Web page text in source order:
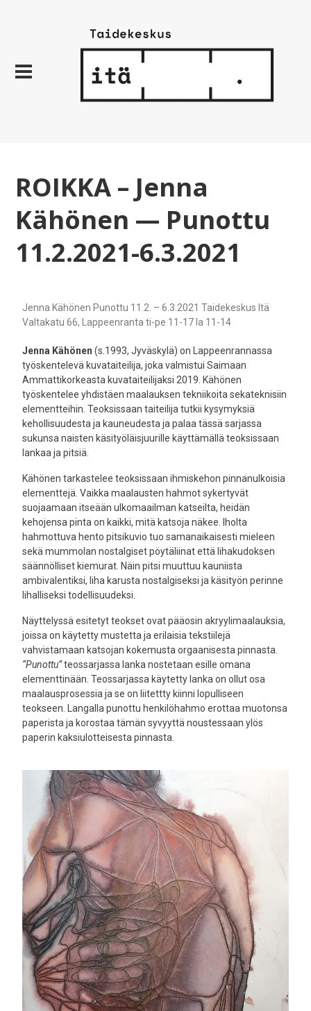
ROIKKA – Jenna
Kähönen — Punottu
11.2.2021-6.3.2021
Jenna Kähönen Punottu 11.2. – 6.3.2021 Taidekeskus Itä
Valtakatu 66, Lappeenranta ti-pe 11-17 la 11-14
Jenna Kähönen(s.1993, Jyväskylä) on Lappeenrannassa
työskentelevä kuvataiteilija, joka valmistui Saimaan
Ammattikorkeasta kuvataiteilijaksi 2019. Kähönen
työskentelee yhdistäen maalauksen tekniikoita sekateknisiin
elementteihin. Teoksissaan taiteilija tutkii kysymyksiä
kehollisuudesta ja kauneudesta ja palaa tässä sarjassa
sukunsa naisten käsityöläisjuurille käyttämällä teoksissaan
lankaa ja pitsiä.
Kähönen tarkastelee teoksissaan ihmiskehon pinnanulkoisia
elementtejä. Vaikka maalausten hahmot sykertyvät
suojaamaan itseään ulkomaailman katseilta, heidän
kehojensa pinta on kaikki, mitä katsoja näkee. Iholta
hahmottuva hento pitsikuvio tuo samanaikaisesti mieleen
sekä mummolan nostalgiset pöytäliinat että lihakudoksen
säännölliset kiemurat. Näin pitsi muuttuu kauniista
ambivalentiksi, liha karusta nostalgiseksi ja käsityön perinne
lihalliseksi todellisuudeksi.
Näyttelyssä esitetyt teokset ovat pääosin akryylimaalauksia,
joissa on käytetty mustetta ja erilaisia tekstiilejä
vahvistamaan katsojan kokemusta orgaanisesta pinnasta.
“Punottu”teossarjassa lanka nostetaan esille omana
elementtinään. Teossarjassa käytetty lanka on ollut osa
maalausprosessia ja se on liitettty kiinni lopulliseen
teokseen. Langalla punottu henkilöhahmo erottaa muotonsa
paperista ja korostaa tämän syvyyttä noustessaan ylös
paperin kaksiulotteisesta pinnasta.